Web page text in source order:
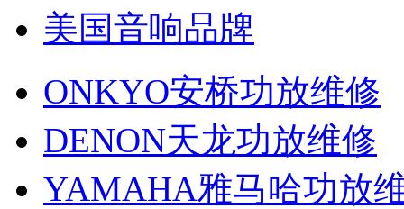
美国音响品牌
ONKYO安桥功放维修
DENON天龙功放维修
YAMAHA雅马哈功放